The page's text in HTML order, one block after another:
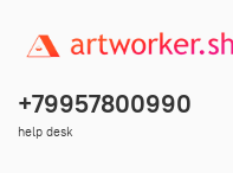
+79957800990
help desk